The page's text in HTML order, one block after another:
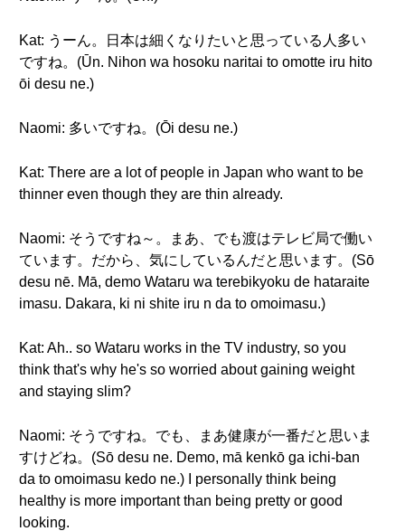
Kat: うーん。日本は細くなりたいと思っている人多い
ですね。(Ūn. Nihon wa hosoku naritai to omotte iru hito
ōi desu ne.)
Naomi: 多いですね。(Ōi desu ne.)
Kat: There are a lot of people in Japan who want to be
thinner even though they are thin already.
Naomi: そうですね～。まあ、でも渡はテレビ局で働い
ています。だから、気にしているんだと思います。(Sō
desu nē. Mā, demo Wataru wa terebikyoku de hataraite
imasu. Dakara, ki ni shite iru n da to omoimasu.)
Kat: Ah.. so Wataru works in the TV industry, so you
think that's why he's so worried about gaining weight
and staying slim?
Naomi: そうですね。でも、まあ健康が一番だと思いま
すけどね。(Sō desu ne. Demo, mā kenkō ga ichi-ban
da to omoimasu kedo ne.) I personally think being
healthy is more important than being pretty or good
looking.